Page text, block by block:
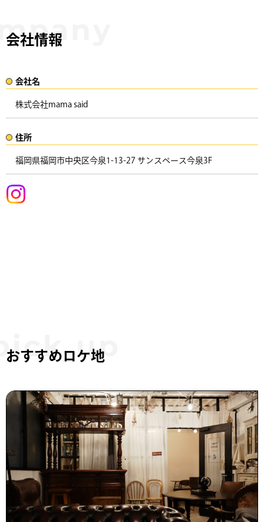
会社情報
会社名​
株式会社mama said
住所​​
福岡県福岡市中央区今泉1-13-27 サンスペース今泉3F ​
おすすめロケ地